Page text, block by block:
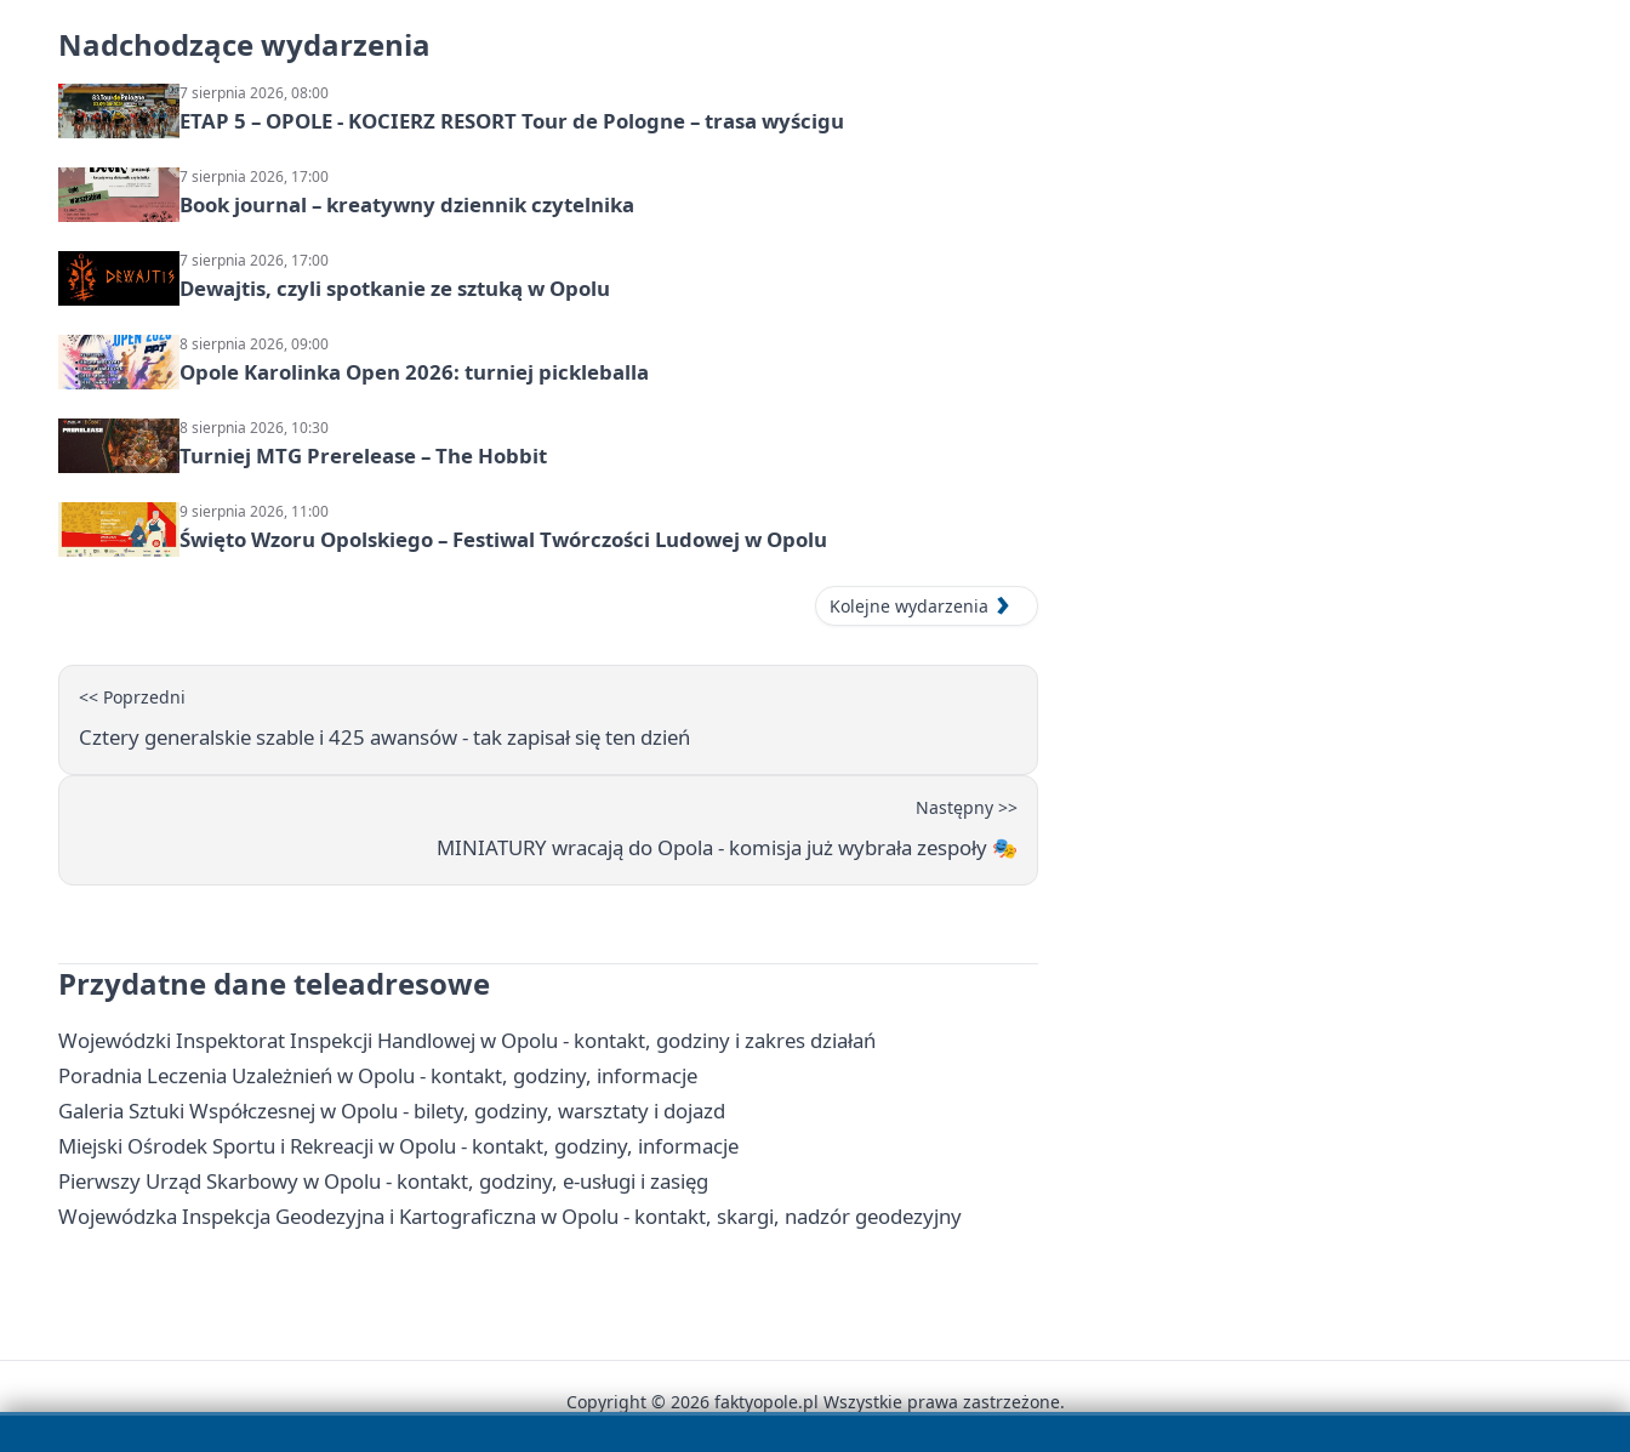
Nadchodzące wydarzenia
7 sierpnia 2026, 08:00
ETAP 5 – OPOLE - KOCIERZ RESORT Tour de Pologne – trasa wyścigu
7 sierpnia 2026, 17:00
Book journal – kreatywny dziennik czytelnika
7 sierpnia 2026, 17:00
Dewajtis, czyli spotkanie ze sztuką w Opolu
8 sierpnia 2026, 09:00
Opole Karolinka Open 2026: turniej pickleballa
8 sierpnia 2026, 10:30
Turniej MTG Prerelease – The Hobbit
9 sierpnia 2026, 11:00
Święto Wzoru Opolskiego – Festiwal Twórczości Ludowej w Opolu
Kolejne wydarzenia
<< Poprzedni
Cztery generalskie szable i 425 awansów - tak zapisał się ten dzień
Następny >>
MINIATURY wracają do Opola - komisja już wybrała zespoły 🎭
Przydatne dane teleadresowe
Wojewódzki Inspektorat Inspekcji Handlowej w Opolu - kontakt, godziny i zakres działań
Poradnia Leczenia Uzależnień w Opolu - kontakt, godziny, informacje
Galeria Sztuki Współczesnej w Opolu - bilety, godziny, warsztaty i dojazd
Miejski Ośrodek Sportu i Rekreacji w Opolu - kontakt, godziny, informacje
Pierwszy Urząd Skarbowy w Opolu - kontakt, godziny, e-usługi i zasięg
Wojewódzka Inspekcja Geodezyjna i Kartograficzna w Opolu - kontakt, skargi, nadzór geodezyjny
Copyright © 2026 faktyopole.pl Wszystkie prawa zastrzeżone.